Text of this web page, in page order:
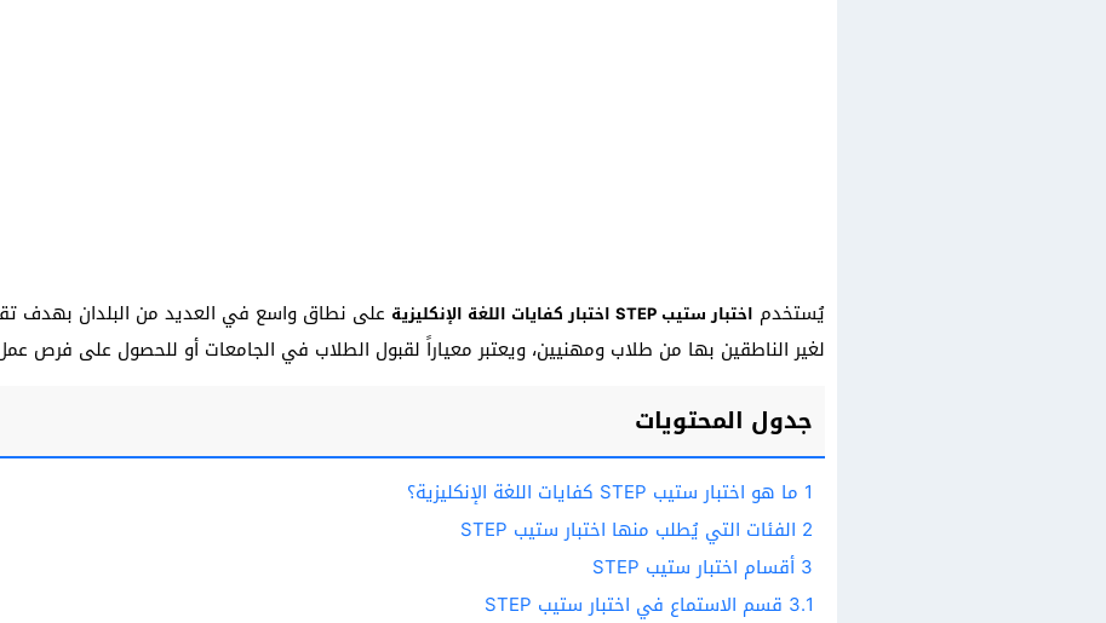
يُستخدم اختبار ستيب STEP اختبار كفايات اللغة الإنكليزية
على نطاق واسع في العديد من البلدان بهدف
لغير الناطقين بها من طلاب ومهنيين، ويعتبر معياراً لقبول الطلاب في الجامعات أو للحصول على فرص
جدول المحتويات
1 ما هو اختبار ستيب STEP كفايات اللغة الإنكليزية؟
2 الفئات التي يُطلب منها اختبار ستيب STEP
3 أقسام اختبار ستيب STEP
3.1 قسم الاستماع في اختبار ستيب STEP